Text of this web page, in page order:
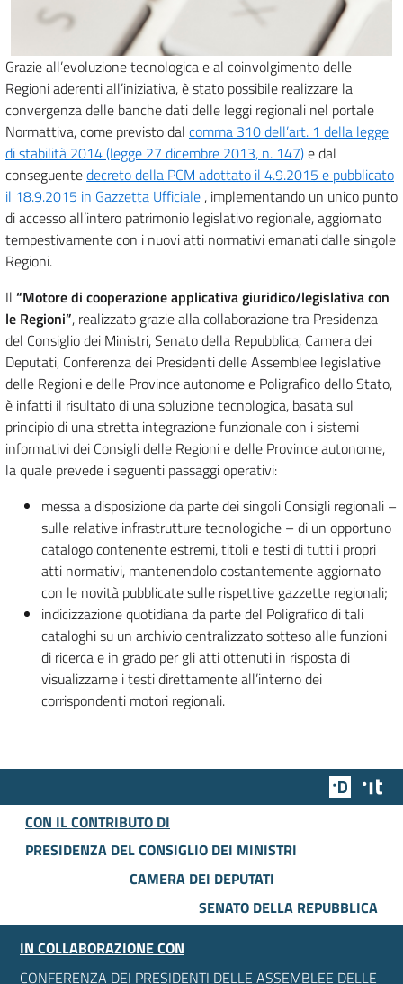
Grazie all’evoluzione tecnologica e al coinvolgimento delle
Regioni aderenti all’iniziativa, è stato possibile realizzare la
convergenza delle banche dati delle leggi regionali nel portale
Normattiva, come previsto dal comma 310 dell’art. 1 della legge
di stabilità 2014 (legge 27 dicembre 2013, n. 147)e dal
conseguentedecreto della PCM adottato il 4.9.2015 e pubblicato
il 18.9.2015 in Gazzetta Ufficiale , implementando un unico punto
di accesso all’intero patrimonio legislativo regionale, aggiornato
tempestivamente con i nuovi atti normativi emanati dalle singole
Regioni.
Il “Motore di cooperazione applicativa giuridico/legislativa con
le Regioni”, realizzato grazie alla collaborazione tra Presidenza
del Consiglio dei Ministri, Senato della Repubblica, Camera dei
Deputati, Conferenza dei Presidenti delle Assemblee legislative
delle Regioni e delle Province autonome e Poligrafico dello Stato,
è infatti il risultato di una soluzione tecnologica, basata sul
principio di una stretta integrazione funzionale con i sistemi
informativi dei Consigli delle Regioni e delle Province autonome,
la quale prevede i seguenti passaggi operativi:
messa a disposizione da parte dei singoli Consigli regionali –
sulle relative infrastrutture tecnologiche – di un opportuno
catalogo contenente estremi, titoli e testi di tutti i propri
atti normativi, mantenendolo costantemente aggiornato
con le novità pubblicate sulle rispettive gazzette regionali;
indicizzazione quotidiana da parte del Poligrafico di tali
cataloghi su un archivio centralizzato sotteso alle funzioni
di ricerca e in grado per gli atti ottenuti in risposta di
visualizzarne i testi direttamente all’interno dei
corrispondenti motori regionali.
Team
CON IL CONTRIBUTO DI
PRESIDENZA DEL CONSIGLIO DEI MINISTRI
CAMERA DEI DEPUTATI
SENATO DELLA REPUBBLICA
IN COLLABORAZIONE CON
CONFERENZA DEI PRESIDENTI DELLE ASSEMBLEE DELLE